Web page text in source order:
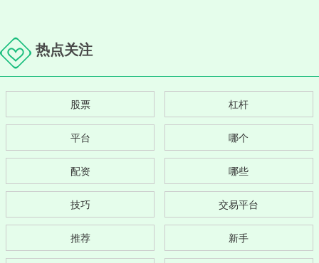
热点关注
股票 杠杆
平台 哪个
配资 哪些
技巧 交易平台
推荐 新手